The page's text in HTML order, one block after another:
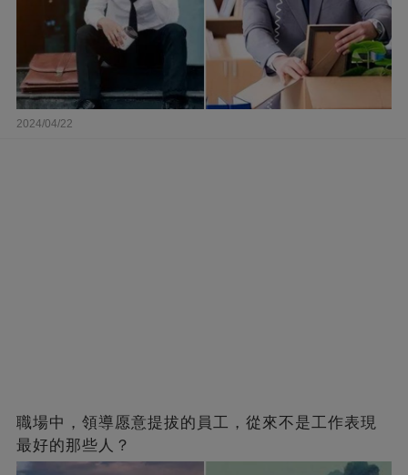
2024/04/22
職場中，領導愿意提拔的員工，從來不是工作表現
最好的那些人？